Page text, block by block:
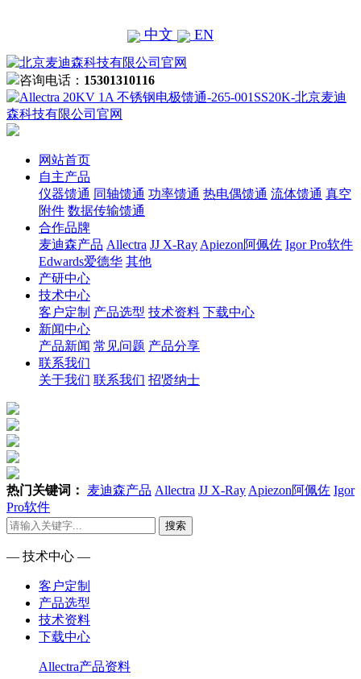
中文 EN
咨询电话： 15301310116
网站首页
自主产品
仪器馈通 同轴馈通 功率馈通 热电偶馈通 流体馈通 真空
附件 数据传输馈通
合作品牌
麦迪森产品 Allectra JJ X-Ray Apiezon阿佩佐 Igor Pro软件
Edwards爱德华 其他
产研中心
技术中心
客户定制 产品选型 技术资料 下载中心
新闻中心
产品新闻 常见问题 产品分享
联系我们
关于我们 联系我们 招贤纳士
热门关键词： 麦迪森产品 Allectra JJ X-Ray Apiezon阿佩佐 Igor
Pro软件
搜索
— 技术中心 —
客户定制
产品选型
技术资料
下载中心
Allectra产品资料